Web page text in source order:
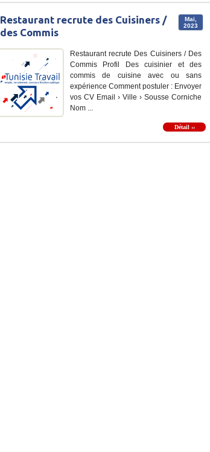
Mai,
2023
Restaurant recrute des Cuisiners /
des Commis
Restaurant recrute Des Cuisiners / Des
Commis Profil Des cuisinier et des
commis de cuisine avec ou sans
expérience Comment postuler : Envoyer
vos CV Email › Ville › Sousse Corniche
Nom ...
Détail ››